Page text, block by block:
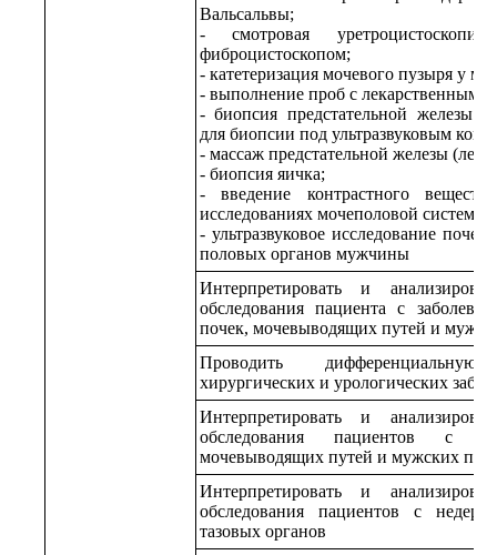
Вальсальвы;
- смотровая
фиброцистоскопом;
- катетеризация мочевого пузыря у
- выполнение проб с лекарственными
- биопсия предстательной железы
для биопсии под ультразвуковым
- массаж предстательной железы
- биопсия яичка;
- введение контрастного
исследованиях мочеполовой системы;
- ультразвуковое исследование
половых органов мужчины
Интерпретировать и
обследования пациента с
почек, мочевыводящих путей и
Проводить
хирургических и урологических
Интерпретировать и
обследования пациентов с
мочевыводящих путей и мужских
Интерпретировать и
обследования пациентов с
тазовых органов